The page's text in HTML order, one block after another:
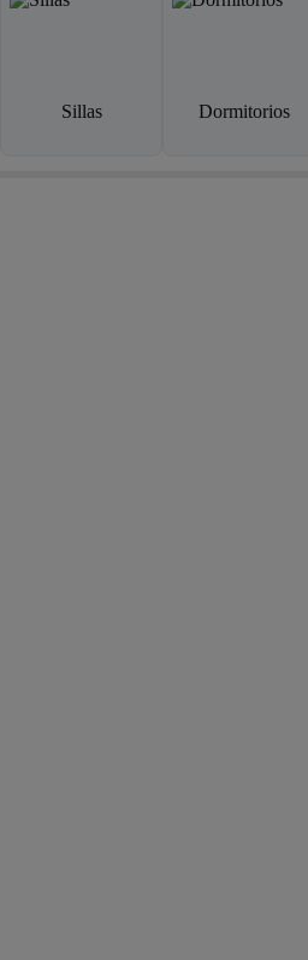
Sillas Dormitorios